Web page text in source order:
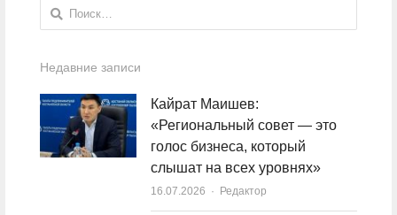
Найти:
Недавние записи
Кайрат Маишев:
«Региональный совет — это
голос бизнеса, который
слышат на всех уровнях»
16.07.2026 Author
Редактор